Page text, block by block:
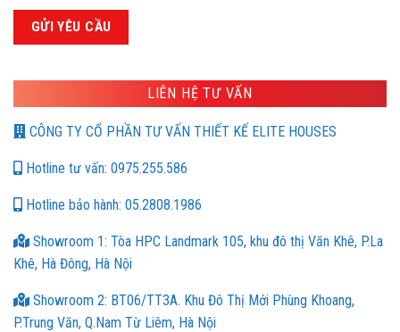
LIÊN HỆ TƯ VẤN
CÔNG TY CỔ PHẦN TƯ VẤN THIẾT KẾ ELITE HOUSES
Hotline tư vấn: 0975.255.586
Hotline bảo hành: 05.2808.1986
Showroom 1: Tòa HPC Landmark 105, khu đô thị Văn Khê, P.La
Khê, Hà Đông, Hà Nội
Showroom 2: BT06/TT3A. Khu Đô Thị Mới Phùng Khoang,
P.Trung Văn, Q.Nam Từ Liêm, Hà Nội